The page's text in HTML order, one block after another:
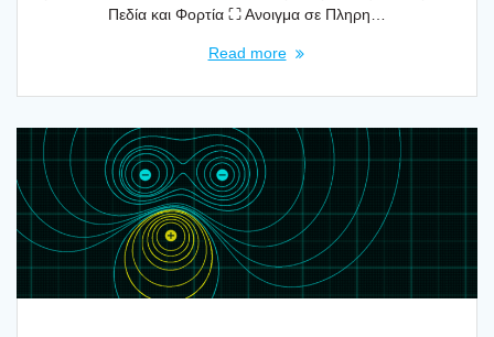
Πεδία και Φορ­τία ⛶ Ανοιγ­μα σε Πλη­ρη…
Read more